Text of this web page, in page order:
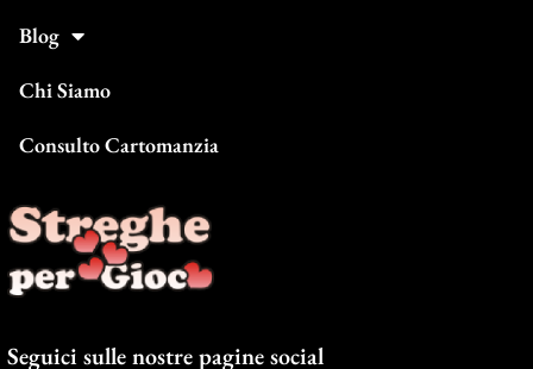
Blog
Chi Siamo
Consulto Cartomanzia
Seguici sulle nostre pagine social